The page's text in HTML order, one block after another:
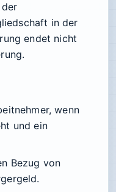
in der
endet nicht
wenn
und ein
Bezug von